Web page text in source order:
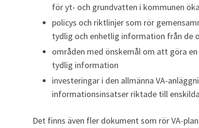
för yt- och grundvatten i kommunen
policys och riktlinjer som rör
tydlig och enhetlig information från de
områden med önskemål om att göra
tydlig information
investeringar i den allmänna VA-
informationsinsatser riktade till
Det finns även fler dokument som rör VA-